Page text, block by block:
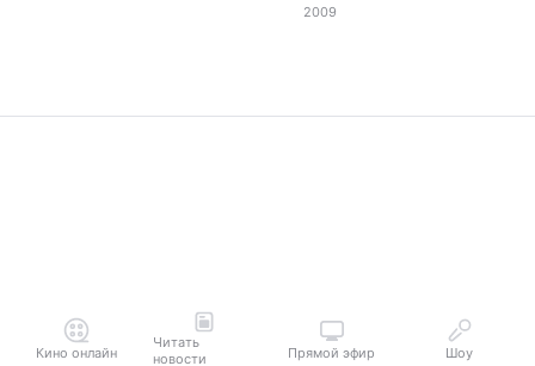
2009
Кино онлайн
Читать
новости
Прямой эфир Шоу